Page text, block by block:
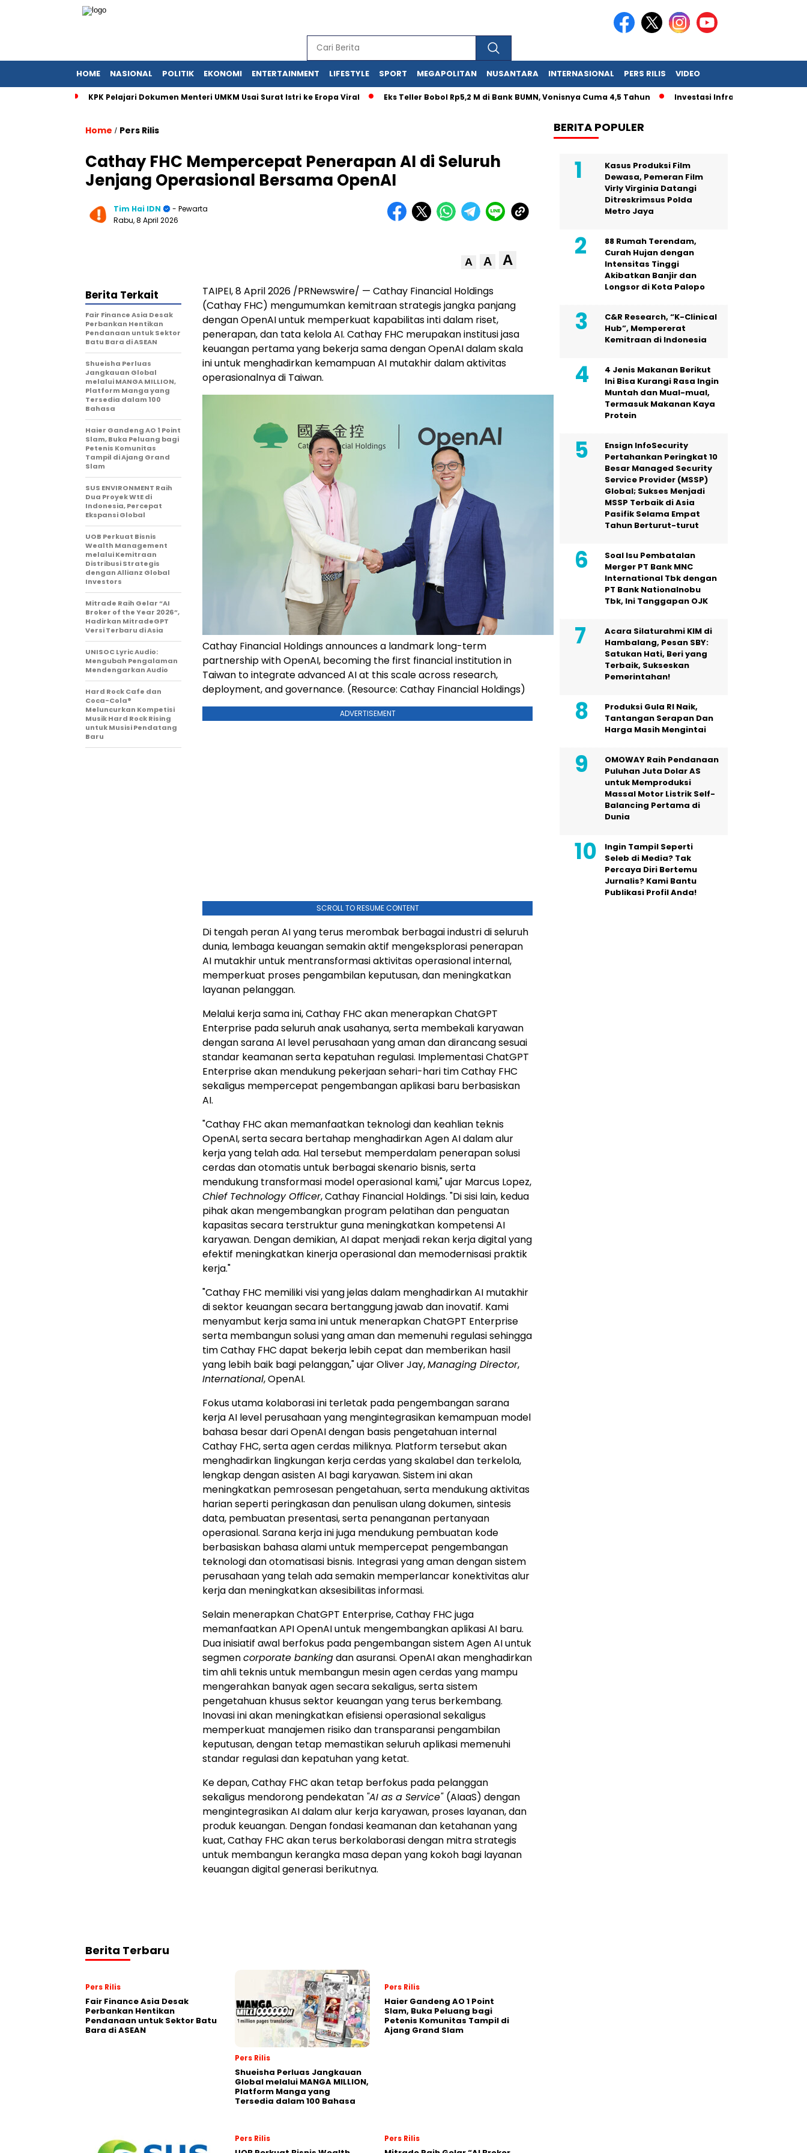
HOME NASIONAL POLITIK EKONOMI ENTERTAINMENT LIFESTYLE SPORT MEGAPOLITAN NUSANTARA INTERNASIONAL PERS RILIS VIDEO
KPK Pelajari Dokumen Menteri UMKM Usai Surat Istri ke Eropa Viral Eks Teller Bobol Rp5,2 M di Bank BUMN, Vonisnya Cuma 4,5 Tahun Investasi Infrastruktur
Home / Pers Rilis
Cathay FHC Mempercepat Penerapan AI di Seluruh
Jenjang Operasional Bersama OpenAI
Tim Hai IDN
- Pewarta
Rabu, 8 April 2026
A A A
TAIPEI, 8 April 2026 /PRNewswire/ — Cathay Financial Holdings
(Cathay FHC) mengumumkan kemitraan strategis jangka panjang
dengan OpenAI untuk memperkuat kapabilitas inti dalam riset,
penerapan, dan tata kelola AI. Cathay FHC merupakan institusi jasa
keuangan pertama yang bekerja sama dengan OpenAI dalam skala
ini untuk menghadirkan kemampuan AI mutakhir dalam aktivitas
operasionalnya di Taiwan.
Cathay Financial Holdings announces a landmark long-term
partnership with OpenAI, becoming the first financial institution in
Taiwan to integrate advanced AI at this scale across research,
deployment, and governance. (Resource: Cathay Financial Holdings)
ADVERTISEMENT
SCROLL TO RESUME CONTENT
Di tengah peran AI yang terus merombak berbagai industri di seluruh
dunia, lembaga keuangan semakin aktif mengeksplorasi penerapan
AI mutakhir untuk mentransformasi aktivitas operasional internal,
memperkuat proses pengambilan keputusan, dan meningkatkan
layanan pelanggan.
Melalui kerja sama ini, Cathay FHC akan menerapkan ChatGPT
Enterprise pada seluruh anak usahanya, serta membekali karyawan
dengan sarana AI level perusahaan yang aman dan dirancang sesuai
standar keamanan serta kepatuhan regulasi. Implementasi ChatGPT
Enterprise akan mendukung pekerjaan sehari-hari tim Cathay FHC
sekaligus mempercepat pengembangan aplikasi baru berbasiskan
AI.
"Cathay FHC akan memanfaatkan teknologi dan keahlian teknis
OpenAI, serta secara bertahap menghadirkan Agen AI dalam alur
kerja yang telah ada. Hal tersebut memperdalam penerapan solusi
cerdas dan otomatis untuk berbagai skenario bisnis, serta
mendukung transformasi model operasional kami," ujar Marcus Lopez,
Chief Technology Officer, Cathay Financial Holdings. "Di sisi lain, kedua
pihak akan mengembangkan program pelatihan dan penguatan
kapasitas secara terstruktur guna meningkatkan kompetensi AI
karyawan. Dengan demikian, AI dapat menjadi rekan kerja digital yang
efektif meningkatkan kinerja operasional dan memodernisasi praktik
kerja."
"Cathay FHC memiliki visi yang jelas dalam menghadirkan AI mutakhir
di sektor keuangan secara bertanggung jawab dan inovatif. Kami
menyambut kerja sama ini untuk menerapkan ChatGPT Enterprise
serta membangun solusi yang aman dan memenuhi regulasi sehingga
tim Cathay FHC dapat bekerja lebih cepat dan memberikan hasil
yang lebih baik bagi pelanggan," ujar Oliver Jay,Managing Director,
International, OpenAI.
Fokus utama kolaborasi ini terletak pada pengembangan sarana
kerja AI level perusahaan yang mengintegrasikan kemampuan model
bahasa besar dari OpenAI dengan basis pengetahuan internal
Cathay FHC, serta agen cerdas miliknya. Platform tersebut akan
menghadirkan lingkungan kerja cerdas yang skalabel dan terkelola,
lengkap dengan asisten AI bagi karyawan. Sistem ini akan
meningkatkan pemrosesan pengetahuan, serta mendukung aktivitas
harian seperti peringkasan dan penulisan ulang dokumen, sintesis
data, pembuatan presentasi, serta penanganan pertanyaan
operasional. Sarana kerja ini juga mendukung pembuatan kode
berbasiskan bahasa alami untuk mempercepat pengembangan
teknologi dan otomatisasi bisnis. Integrasi yang aman dengan sistem
perusahaan yang telah ada semakin memperlancar konektivitas alur
kerja dan meningkatkan aksesibilitas informasi.
Selain menerapkan ChatGPT Enterprise, Cathay FHC juga
memanfaatkan API OpenAI untuk mengembangkan aplikasi AI baru.
Dua inisiatif awal berfokus pada pengembangan sistem Agen AI untuk
segmencorporate bankingdan asuransi. OpenAI akan menghadirkan
tim ahli teknis untuk membangun mesin agen cerdas yang mampu
mengerahkan banyak agen secara sekaligus, serta sistem
pengetahuan khusus sektor keuangan yang terus berkembang.
Inovasi ini akan meningkatkan efisiensi operasional sekaligus
memperkuat manajemen risiko dan transparansi pengambilan
keputusan, dengan tetap memastikan seluruh aplikasi memenuhi
standar regulasi dan kepatuhan yang ketat.
Ke depan, Cathay FHC akan tetap berfokus pada pelanggan
sekaligus mendorong pendekatan "AI as a Service" (AIaaS) dengan
mengintegrasikan AI dalam alur kerja karyawan, proses layanan, dan
produk keuangan. Dengan fondasi keamanan dan ketahanan yang
kuat, Cathay FHC akan terus berkolaborasi dengan mitra strategis
untuk membangun kerangka masa depan yang kokoh bagi layanan
keuangan digital generasi berikutnya.
Berita Terkait
Fair Finance Asia Desak
Perbankan Hentikan
Pendanaan untuk Sektor
Batu Bara di ASEAN
Shueisha Perluas
Jangkauan Global
melalui MANGA MILLION,
Platform Manga yang
Tersedia dalam 100
Bahasa
Haier Gandeng AO 1 Point
Slam, Buka Peluang bagi
Petenis Komunitas
Tampil di Ajang Grand
Slam
SUS ENVIRONMENT Raih
Dua Proyek WtE di
Indonesia, Percepat
Ekspansi Global
UOB Perkuat Bisnis
Wealth Management
melalui Kemitraan
Distribusi Strategis
dengan Allianz Global
Investors
Mitrade Raih Gelar “AI
Broker of the Year 2026”,
Hadirkan MitradeGPT
Versi Terbaru di Asia
UNISOC Lyric Audio:
Mengubah Pengalaman
Mendengarkan Audio
Hard Rock Cafe dan
Coca-Cola®
Meluncurkan Kompetisi
Musik Hard Rock Rising
untuk Musisi Pendatang
Baru
Berita Terbaru
Pers Rilis
Fair Finance Asia Desak
Perbankan Hentikan
Pendanaan untuk Sektor Batu
Bara di ASEAN
Pers Rilis
Shueisha Perluas Jangkauan
Global melalui MANGA MILLION,
Platform Manga yang
Tersedia dalam 100 Bahasa
Pers Rilis
Haier Gandeng AO 1 Point
Slam, Buka Peluang bagi
Petenis Komunitas Tampil di
Ajang Grand Slam
Pers Rilis Pers Rilis
BERITA POPULER
Kasus Produksi Film
Dewasa, Pemeran Film
Virly Virginia Datangi
Ditreskrimsus Polda
Metro Jaya
88 Rumah Terendam,
Curah Hujan dengan
Intensitas Tinggi
Akibatkan Banjir dan
Longsor di Kota Palopo
C&R Research, “K-Clinical
Hub”, Mempererat
Kemitraan di Indonesia
4 Jenis Makanan Berikut
Ini Bisa Kurangi Rasa Ingin
Muntah dan Mual-mual,
Termasuk Makanan Kaya
Protein
Ensign InfoSecurity
Pertahankan Peringkat 10
Besar Managed Security
Service Provider (MSSP)
Global; Sukses Menjadi
MSSP Terbaik di Asia
Pasifik Selama Empat
Tahun Berturut-turut
Soal Isu Pembatalan
Merger PT Bank MNC
International Tbk dengan
PT Bank Nationalnobu
Tbk, Ini Tanggapan OJK
Acara Silaturahmi KIM di
Hambalang, Pesan SBY:
Satukan Hati, Beri yang
Terbaik, Sukseskan
Pemerintahan!
Produksi Gula RI Naik,
Tantangan Serapan Dan
Harga Masih Mengintai
OMOWAY Raih Pendanaan
Puluhan Juta Dolar AS
untuk Memproduksi
Massal Motor Listrik Self-
Balancing Pertama di
Dunia
Ingin Tampil Seperti
Seleb di Media? Tak
Percaya Diri Bertemu
Jurnalis? Kami Bantu
Publikasi Profil Anda!